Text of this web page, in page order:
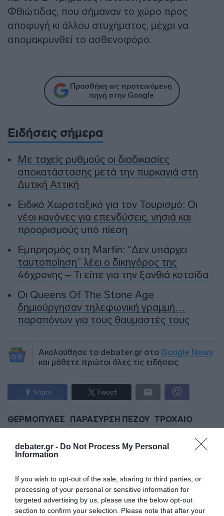
debater.gr - Do Not Process My Personal
Information
If you wish to opt-out of the sale, sharing to third parties, or
processing of your personal or sensitive information for
targeted advertising by us, please use the below opt-out
section to confirm your selection. Please note that after your
Φθιώτιδας, που σήμαναν το χώρο προς
αποφυγή κι άλλου ατυχήματος, μέχρι να
απομακρυνθεί το ασθενοφόρο.
Προσθήκη ως προτεινόμενη
πηγή στην Google
Ειδήσεις σήμερα
Με ταχείς ρυθμούς οι διαδικασίες
αποκατάστασης μετά την πυρκαγιά στη
Δυτική Αττική
Ειδικό Χωροταξικό για τον Τουρισμό: Οι
νέοι κανόνες για επενδύσεις, νησιά και
προορισμούς υπό πίεση
Εμπρησμός στη Marfin: “Δεν υπάρχει
ταυτοποίηση” λέει ο δικηγόρος της
46χρονης – Τι είπε για την ξανθιά κοτσίδα
Οι Queens Of The Stone Age
δημιούργησαν τηλεφωνική γραμμή…
παραπόνων για τους θαυμαστές τους
Ακολούθησε το debater.gr στο Google News
και μάθετε πρώτοι όλες τις ειδήσεις
Share Tweet
ΘΕΡΜΟΠΥΛΕΣ ΠΑΡΑΣΥΡΣΗ ΠΕΖΟΥ ΤΡΟΧΑΙΟ